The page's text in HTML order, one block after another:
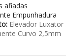
afiadas
Empunhadura
Elevador Luxator
Curvo 2,5mm